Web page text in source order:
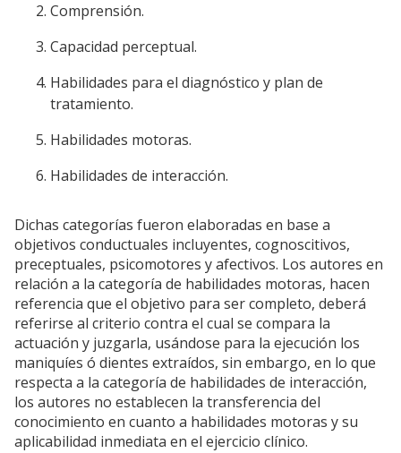
Comprensión.
Capacidad perceptual.
Habilidades para el diagnóstico y plan de
tratamiento.
Habilidades motoras.
Habilidades de interacción.
Dichas categorías fueron elaboradas en base a
objetivos conductuales incluyentes, cognoscitivos,
preceptuales, psicomotores y afectivos. Los autores en
relación a la categoría de habilidades motoras, hacen
referencia que el objetivo para ser completo, deberá
referirse al criterio contra el cual se compara la
actuación y juzgarla, usándose para la ejecución los
maniquíes ó dientes extraídos, sin embargo, en lo que
respecta a la categoría de habilidades de interacción,
los autores no establecen la transferencia del
conocimiento en cuanto a habilidades motoras y su
aplicabilidad inmediata en el ejercicio clínico.